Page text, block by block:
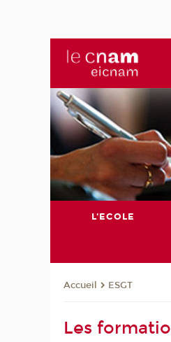
L'ECOLE
Accueil ESGT
Les